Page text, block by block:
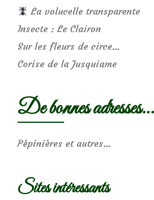
La volucelle transparente
Insecte : Le Clairon
Sur les fleurs de circe…
Corise de la Jusquiame
De bonnes adresses…
Pépinières et autres…
Sites intéressants